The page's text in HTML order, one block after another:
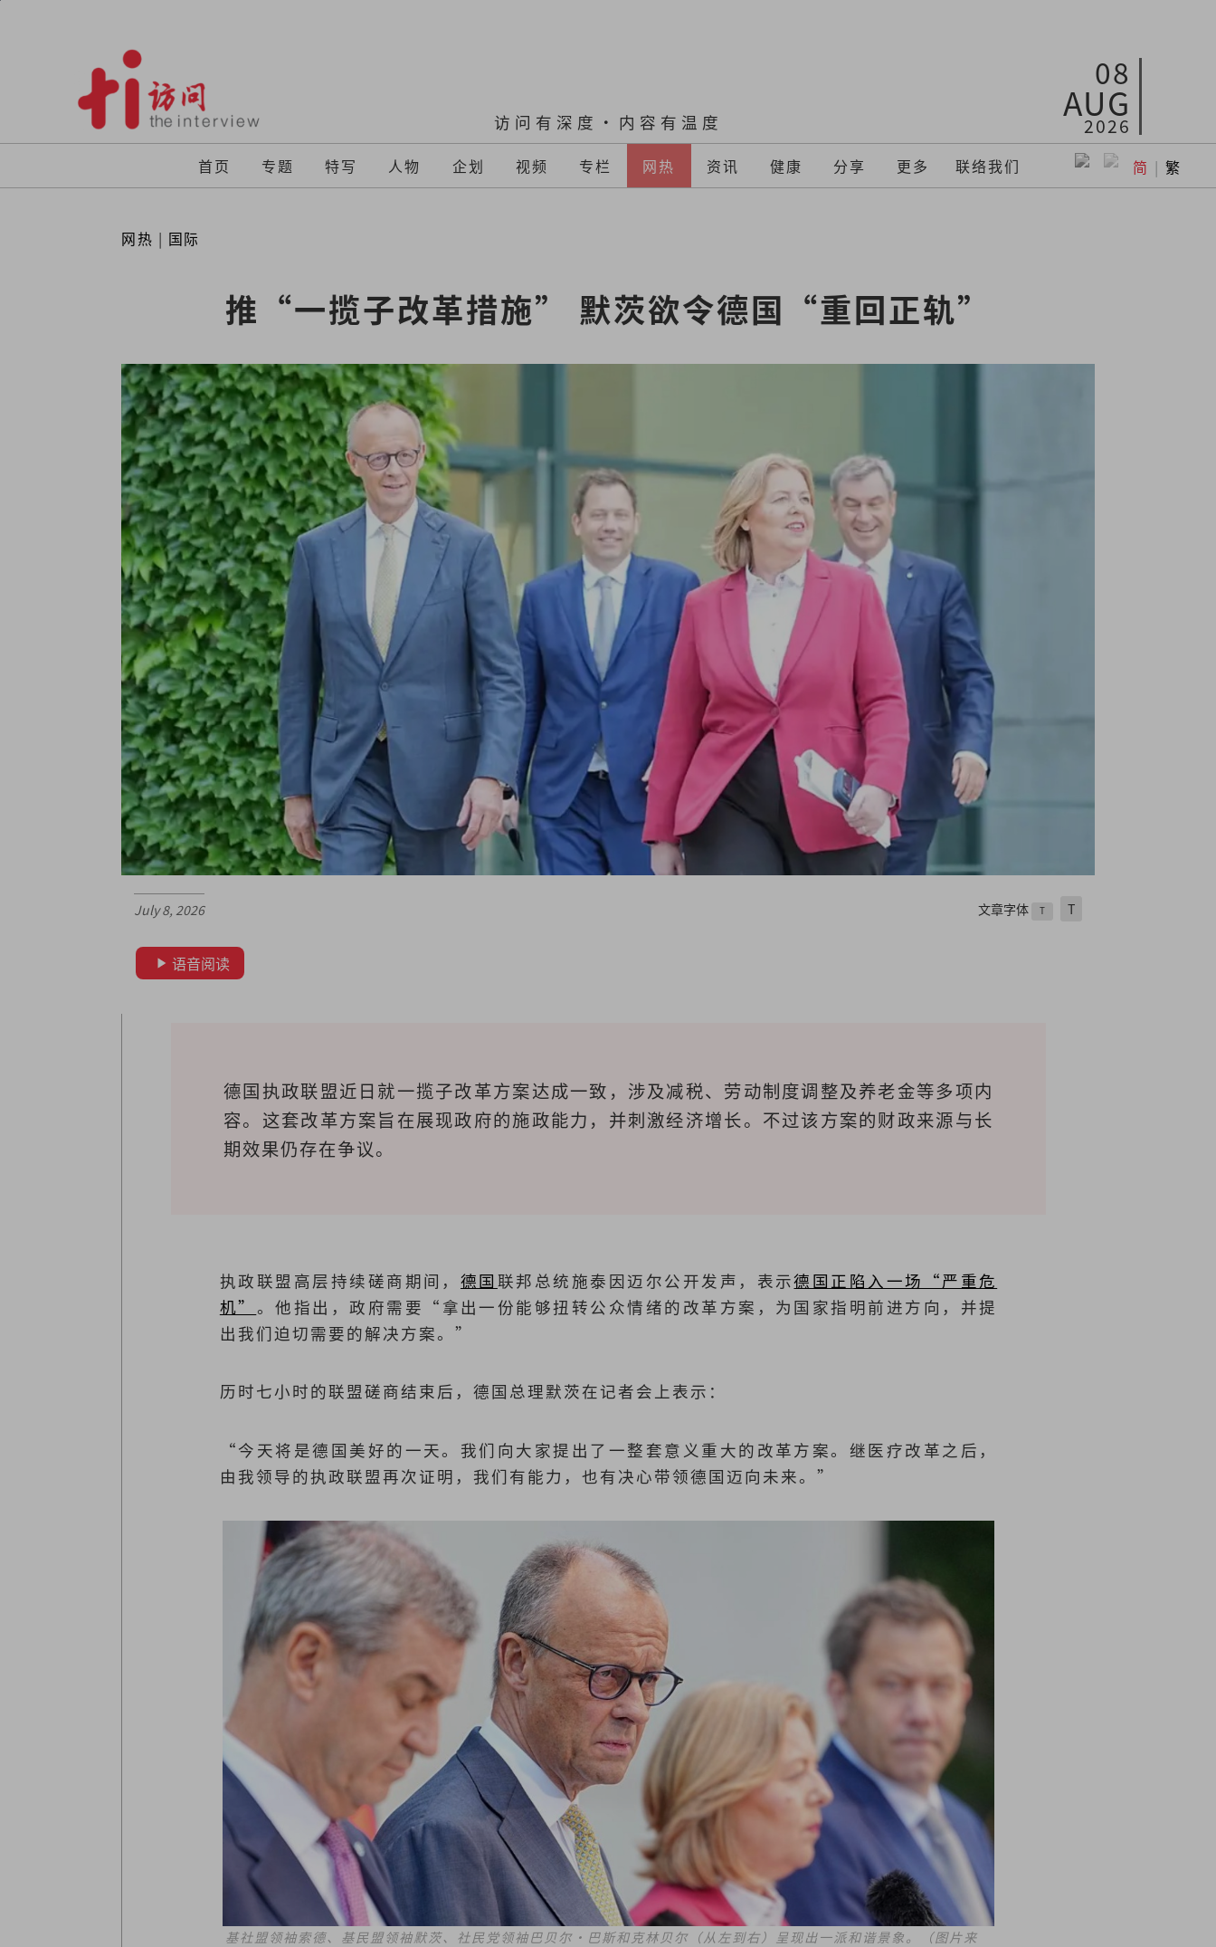
访问有深度·内容有温度
08
AUG
2026
首页 专题 特写 人物 企划 视频 专栏 网热 资讯 健康 分享 更多 联络我们 简 | 繁
网热 | 国际
推“一揽子改革措施” 默茨欲令德国“重回正轨”
July 8, 2026 文章字体 T T
语音阅读
德国执政联盟近日就一揽子改革方案达成一致，涉及减税、劳动制度调整及养老金等多项内
容。这套改革方案旨在展现政府的施政能力，并刺激经济增长。不过该方案的财政来源与长
期效果仍存在争议。
执政联盟高层持续磋商期间， 德国 联邦总统施泰因迈尔公开发声，表示德国正陷入一场“严重危
机” 。他指出，政府需要“拿出一份能够扭转公众情绪的改革方案，为国家指明前进方向，并提
出我们迫切需要的解决方案。”
历时七小时的联盟磋商结束后，德国总理默茨在记者会上表示：
“今天将是德国美好的一天。我们向大家提出了一整套意义重大的改革方案。继医疗改革之后，
由我领导的执政联盟再次证明，我们有能力，也有决心带领德国迈向未来。”
基社盟领袖索德、基民盟领袖默茨、社民党领袖巴贝尔·巴斯和克林贝尔（从左到右）呈现出一派和谐景象。（图片来